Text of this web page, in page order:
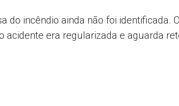
do incêndio ainda não foi identificada.
acidente era regularizada e aguarda